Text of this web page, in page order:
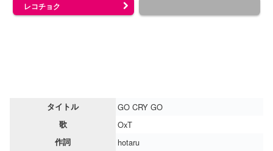
レコチョク
タイトル GO CRY GO
歌 OxT
作詞 hotaru